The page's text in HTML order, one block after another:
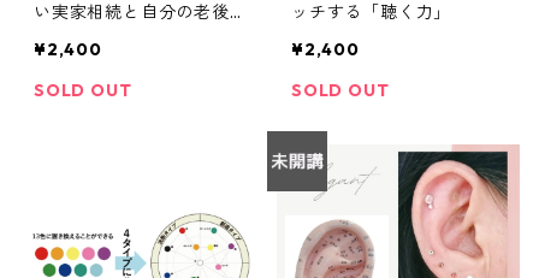
い実家相続と自分の老後設
¥2,400
SOLD OUT
ッチする「聴く力」
¥2,400
SOLD OUT